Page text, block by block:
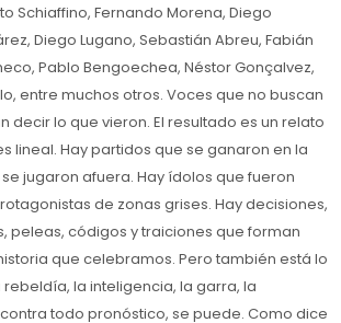
Schiaffino, Fernando Morena, Diego
Diego Lugano, Sebastián Abreu, Fabián
Pablo Bengoechea, Néstor Gonçalvez,
entre muchos otros. Voces que no buscan
decir lo que vieron. El resultado es un relato
lineal. Hay partidos que se ganaron en la
jugaron afuera. Hay ídolos que fueron
de zonas grises. Hay decisiones,
peleas, códigos y traiciones que forman
que celebramos. Pero también está lo
la inteligencia, la garra, la
todo pronóstico, se puede. Como dice